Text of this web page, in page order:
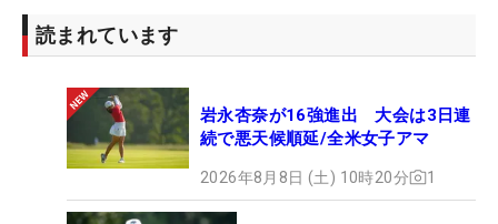
読まれています
岩永杏奈が16強進出 大会は3日連
続で悪天候順延/全米女子アマ
2026年8月8日 (土) 10時20分 1